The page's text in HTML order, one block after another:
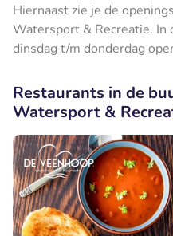
Hiernaast zie je de
Watersport & Recreatie. In
dinsdag t/m donderdag
Restaurants in de
Watersport &